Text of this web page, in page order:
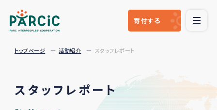
寄付する
トップページ 活動紹介 スタッフレポート
スタッフレポート